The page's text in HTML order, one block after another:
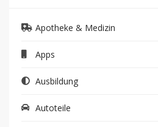
Apotheke & Medizin
Apps
Ausbildung
Autoteile